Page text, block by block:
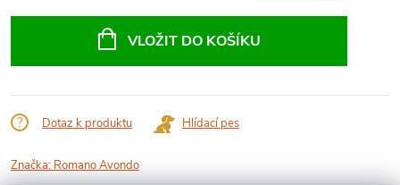
VLOŽIT DO KOŠÍKU
Dotaz k produktu Hlídací pes
Značka: Romano Avondo